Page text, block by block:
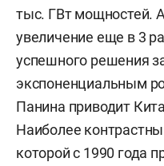
тыс. ГВт мощностей.
увеличение еще в 3
успешного решения
экспоненциальным
Панина приводит
Наиболее
которой с 1990 года